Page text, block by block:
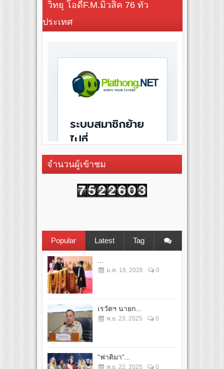
ยักษ์ ‘คุณยายวรนาฏ’ (INHERIT) เตรียมคายตะขาบหนังไทยในรอบปฐมทัศน์โลก ณ เ
สุดชีวิต โกนหัวรับบทแม่ชี นำทีมนักแสดงประชันความสยอง!
“Under Her Rules ใต้เงาจันทรา” เปิดเคมี “อุ้ม–มีนา” ประกบคู่ครั้งสำคัญ ชวนแฟนปัก
วิทยุ โอดี้F.M.มิวสิค 76 ทั่ว
ประเทศ
จำนวนผู้เข้าชม
Popular Latest Tag
...
ม.ค. 18, 2026 0
เรวัตฯ นายก...
พ.ย. 23, 2025 0
“ฟาติมา”...
พ.ย. 22, 2025 0